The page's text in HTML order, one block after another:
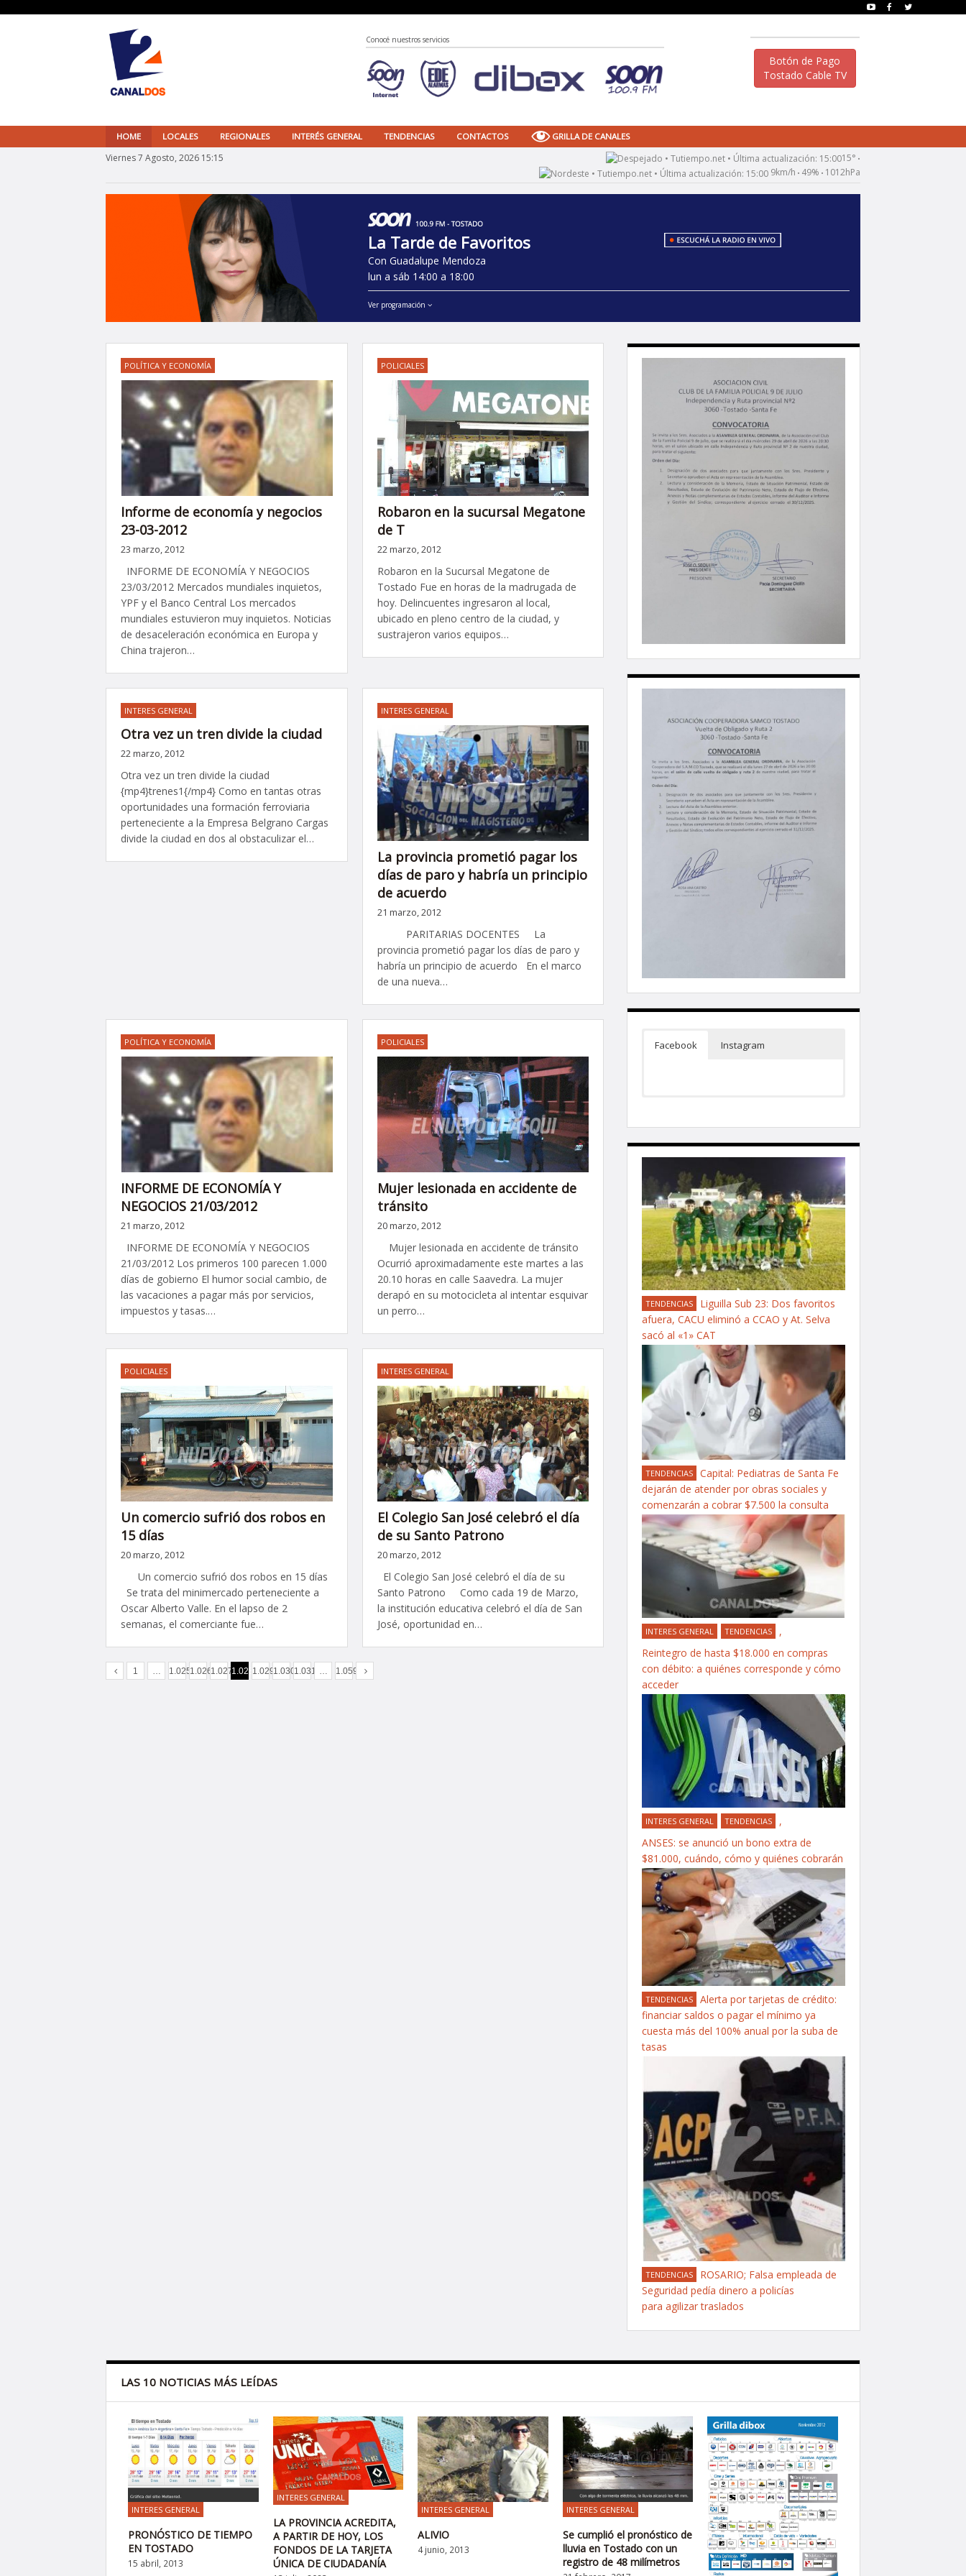
Conocé nuestros servicios
Botón de Pago
Tostado Cable TV
HOME LOCALES REGIONALES INTERÉS GENERAL TENDENCIAS CONTACTOS GRILLA DE CANALES
Viernes 7 Agosto, 2026 15:15 15° •
9km/h • 49% • 1012hPa
La Tarde de Favoritos
Con Guadalupe Mendoza
lun a sáb 14:00 a 18:00
Ver programación
POLÍTICA Y ECONOMÍA
Informe de economía y negocios
23-03-2012
23 marzo, 2012
INFORME DE ECONOMÍA Y NEGOCIOS
23/03/2012 Mercados mundiales inquietos,
YPF y el Banco Central Los mercados
mundiales estuvieron muy inquietos. Noticias
de desaceleración económica en Europa y
China trajeron…
POLICIALES
Robaron en la sucursal Megatone
de T
22 marzo, 2012
Robaron en la Sucursal Megatone de
Tostado Fue en horas de la madrugada de
hoy. Delincuentes ingresaron al local,
ubicado en pleno centro de la ciudad, y
sustrajeron varios equipos…
INTERES GENERAL
Otra vez un tren divide la ciudad
22 marzo, 2012
Otra vez un tren divide la ciudad
{mp4}trenes1{/mp4} Como en tantas otras
oportunidades una formación ferroviaria
perteneciente a la Empresa Belgrano Cargas
divide la ciudad en dos al obstaculizar el…
INTERES GENERAL
La provincia prometió pagar los
días de paro y habría un principio
de acuerdo
21 marzo, 2012
PARITARIAS DOCENTES La
provincia prometió pagar los días de paro y
habría un principio de acuerdo En el marco
de una nueva…
POLÍTICA Y ECONOMÍA
INFORME DE ECONOMÍA Y
NEGOCIOS 21/03/2012
21 marzo, 2012
INFORME DE ECONOMÍA Y NEGOCIOS
21/03/2012 Los primeros 100 parecen 1.000
días de gobierno El humor social cambio, de
las vacaciones a pagar más por servicios,
impuestos y tasas.…
POLICIALES
Mujer lesionada en accidente de
tránsito
20 marzo, 2012
Mujer lesionada en accidente de tránsito
Ocurrió aproximadamente este martes a las
20.10 horas en calle Saavedra. La mujer
derapó en su motocicleta al intentar esquivar
un perro…
POLICIALES
Un comercio sufrió dos robos en
15 días
20 marzo, 2012
Un comercio sufrió dos robos en 15 días
Se trata del minimercado perteneciente a
Oscar Alberto Valle. En el lapso de 2
semanas, el comerciante fue…
INTERES GENERAL
El Colegio San José celebró el día
de su Santo Patrono
20 marzo, 2012
El Colegio San José celebró el día de su
Santo Patrono Como cada 19 de Marzo,
la institución educativa celebró el día de San
José, oportunidad en…
1 1.0251.0261.0271.0281.0291.0301.031 1.059
Facebook Instagram
TENDENCIAS
Liguilla Sub 23: Dos favoritos
afuera, CACU eliminó a CCAO y At. Selva
sacó al «1» CAT
TENDENCIAS
Capital: Pediatras de Santa Fe
dejarán de atender por obras sociales y
comenzarán a cobrar $7.500 la consulta
INTERES GENERAL ,
TENDENCIAS
Reintegro de hasta $18.000 en compras
con débito: a quiénes corresponde y cómo
acceder
INTERES GENERAL ,
TENDENCIAS
ANSES: se anunció un bono extra de
$81.000, cuándo, cómo y quiénes cobrarán
TENDENCIAS
Alerta por tarjetas de crédito:
financiar saldos o pagar el mínimo ya
cuesta más del 100% anual por la suba de
tasas
TENDENCIAS
ROSARIO; Falsa empleada de
Seguridad pedía dinero a policías
para agilizar traslados
LAS 10 NOTICIAS MÁS LEÍDAS
INTERES GENERAL
PRONÓSTICO DE TIEMPO
EN TOSTADO
15 abril, 2013
INTERES GENERAL
LA PROVINCIA ACREDITA,
A PARTIR DE HOY, LOS
FONDOS DE LA TARJETA
ÚNICA DE CIUDADANÍA
INTERES GENERAL
ALIVIO
4 junio, 2013
INTERES GENERAL
Se cumplió el pronóstico de
lluvia en Tostado con un
registro de 48 milímetros